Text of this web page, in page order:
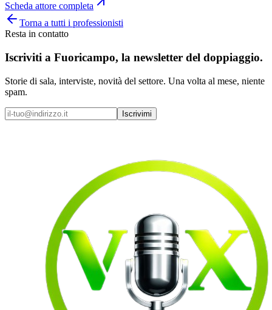
Scheda attore completa
Torna a tutti i professionisti
Resta in contatto
Iscriviti a Fuoricampo, la newsletter del doppiaggio.
Storie di sala, interviste, novità del settore. Una volta al mese, niente
spam.
Iscrivimi